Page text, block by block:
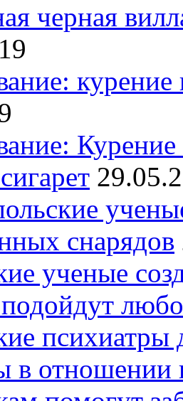
черная
снарядов
ученые
в отношении